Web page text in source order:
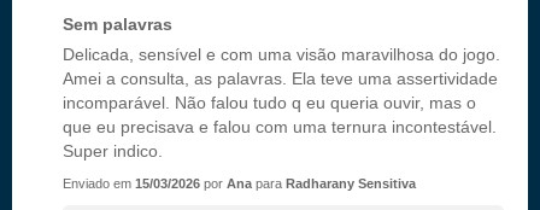
Sem palavras
Delicada, sensível e com uma visão maravilhosa do jogo.
Amei a consulta, as palavras. Ela teve uma assertividade
incomparável. Não falou tudo q eu queria ouvir, mas o
que eu precisava e falou com uma ternura incontestável.
Super indico.
Enviado em 15/03/2026 por Ana para Radharany Sensitiva